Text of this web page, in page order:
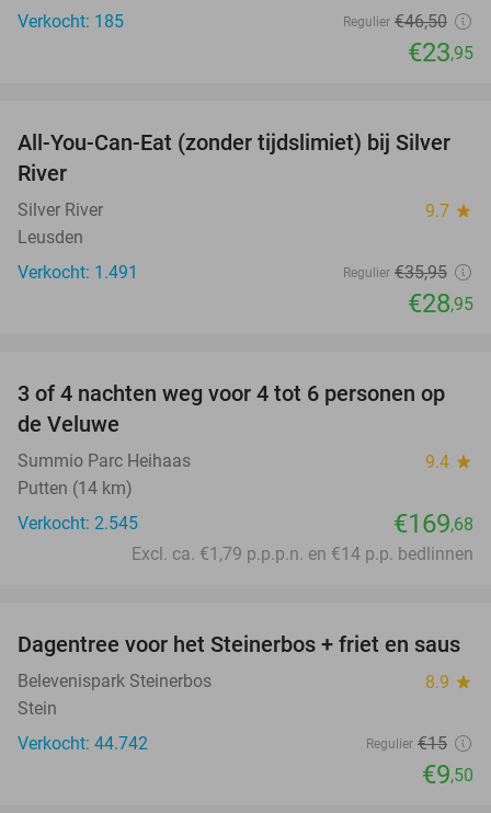
Verkocht: 185 Regulier €46,50
€23,95
19%
All-You-Can-Eat (zonder tijdslimiet) bij Silver
River
Silver River 9.7 star
Leusden
Verkocht: 1.491
Regulier €35,95
€28,95
3 of 4 nachten weg voor 4 tot 6 personen op
de Veluwe
Summio Parc Heihaas 9.4 star
Putten (14 km)
Verkocht: 2.545
€169,68
Excl. ca. €1,79 p.p.p.n. en €14 p.p. bedlinnen
37%
Dagentree voor het Steinerbos + friet en saus
Belevenispark Steinerbos 8.9 star
Stein
Verkocht: 44.742
Regulier €15
€9,50